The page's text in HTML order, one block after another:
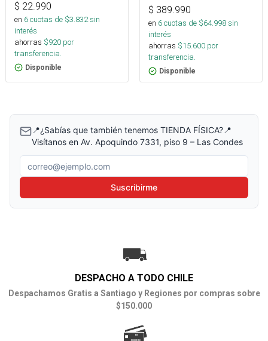
$ 22.990
en 6cuotas de $3.832sin
interés
ahorras $920 por
transferencia.
Disponible
$ 389.990
en 6cuotas de $64.998sin
interés
ahorras $15.600 por
transferencia.
Disponible
📍¿Sabías que también tenemos TIENDA FÍSICA?📍
Visítanos en Av. Apoquindo 7331, piso 9 – Las Condes
Correo electrónico
Suscribirme
DESPACHO A TODO CHILE
Despachamos Gratis a Santiago y Regiones por compras sobre
$150.000